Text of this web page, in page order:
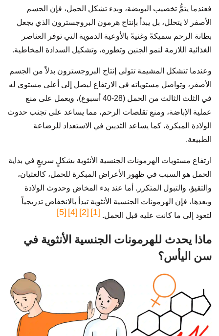
فعندما يتمُّ تخصيب البويضة، وبدء تشكل الحمل، فإن الجسم
الأصفر لا يتحلل، بل يبدأ بإنتاج هرمون البروجسترون الذي يجعل
بطانة الرحم سميكةً وغنيةً بالأوعية الدموية التي توفر العناصر
الغذائية اللازمة لنمو الجنين وتطوره، وتشكيل السدادة المخاطية.
وعندما تتشكل المشيمة تتولى إنتاج البروجسترون بدلاً من الجسم
الأصفر، وتواصل مستوياته في الارتفاع ليصل إلى أعلى مستوى له
في الثلث الثالث من الحمل (28-40 أسبوع)، ويعمل على منع
عملية الإباضة، ومنع تقلصات الرحم، مما يساعد على تجنب حدوث
الولادة المبكرة، كما يساعد الثديين في الاستعداد للرضاعة
الطبيعة.
ارتفاع مستويات الهرمونات الجنسية الأنثوية بشكلٍ سريعٍ في بداية
الحمل هو السبب في ظهور الأعراض المبكرة للحمل، كالغثيان،
والتقيؤ، والتبول المتكرر. أما عند بدء المخاض وحدوث الولادة
وبعدها، فإن الهرمونات الجنسية الأنثوية تبدأ بالانخفاض تدريجياً
لتعود إلى ما كانت عليه قبل الحمل. [1]
[2]
[4]
[5]
ماذا يحدث للهرمونات الجنسية الأنثوية في
سن اليأس؟